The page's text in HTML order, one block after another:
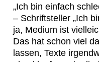
„Ich bin einfach
– Schriftsteller „Ich
ja, Medium ist
Das hat schon viel
lassen, Texte